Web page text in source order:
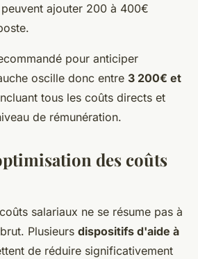
ajouter 200 à 400€
pour anticiper
oscille donc entre 3 200€ et
tous les coûts directs et
de rémunération.
des coûts
salariaux ne se résume pas à
Plusieurs dispositifs d'aide à
de réduire significativement